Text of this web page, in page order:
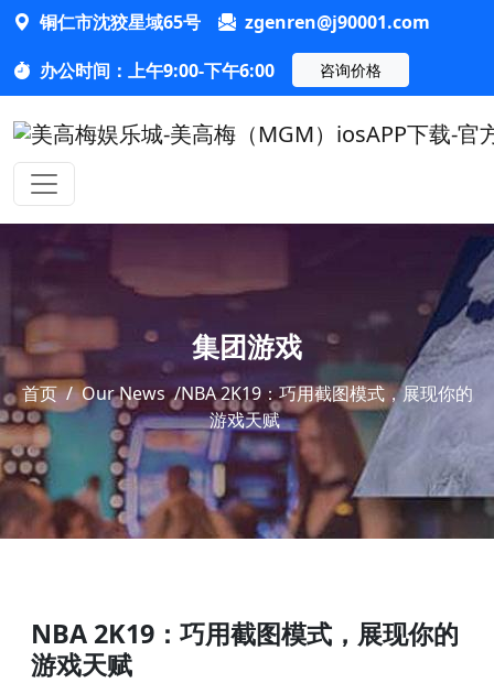
铜仁市沈狡星域65号
zgenren@j90001.com
办公时间：上午9:00-下午6:00
咨询价格
集团游戏
首页/Our News/NBA 2K19：巧用截图模式，展现你的
游戏天赋
NBA 2K19：巧用截图模式，展现你的
游戏天赋